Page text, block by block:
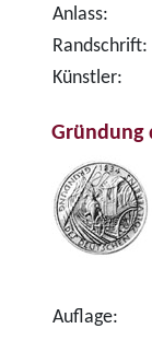
Anlass:
Randschrift:
Künstler:
Gründung
Auflage: